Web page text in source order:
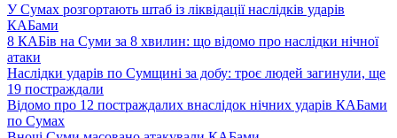
У Сумах розгортають штаб із ліквідації наслідків ударів
КАБами
8 КАБів на Суми за 8 хвилин: що відомо про наслідки нічної
атаки
Наслідки ударів по Сумщині за добу: троє людей загинули, ще
19 постраждали
Відомо про 12 постраждалих внаслідок нічних ударів КАБами
по Сумах